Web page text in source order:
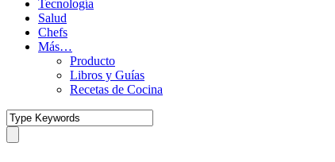
Tecnología
Salud
Chefs
Más…
Producto
Libros y Guías
Recetas de Cocina